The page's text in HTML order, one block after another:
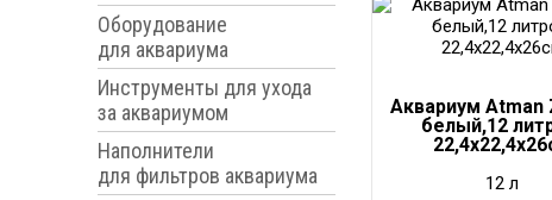
Оборудование
для аквариума
Инструменты для ухода
за аквариумом
Наполнители
для фильтров аквариума
Аквариум Atman
белый,12
12 л